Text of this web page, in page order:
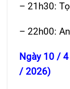
– 21h30:
– 22h00:
Ngày 10 /
/ 2026)